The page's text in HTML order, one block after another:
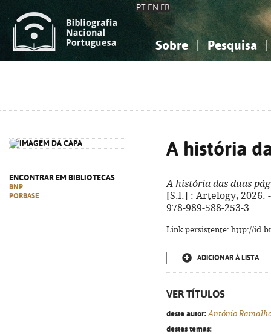
PT EN FR
Sobre Pesquisa
ENCONTRAR EM BIBLIOTECAS
BNP
PORBASE
A história
A história das duas
[S.l.] : Artelogy, 2026.
978-989-588-253-3
Link persistente: http://
ADICIONAR À LISTA
VER TÍTULOS
deste autor: António
destes temas: